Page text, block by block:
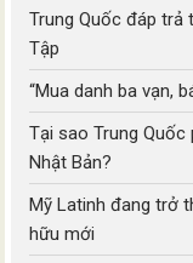
Trung Quốc đáp trả
Tập
“Mua danh ba vạn,
Tại sao Trung
Nhật Bản?
Mỹ Latinh đang trở
hữu mới